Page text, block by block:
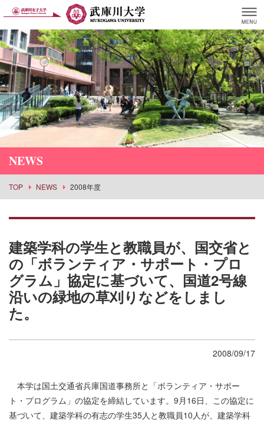
NEWS
TOP NEWS 2008年度
建築学科の学生と教職員が、国交省と
の「ボランティア・サポート・プロ
グラム」協定に基づいて、国道2号線
沿いの緑地の草刈りなどをしまし
た。
2008/09/17
本学は国土交通省兵庫国道事務所と「ボランティア・サポー
ト・プログラム」の協定を締結しています。9月16日、この協定に
基づいて、建築学科の有志の学生35人と教職員10人が、建築学科